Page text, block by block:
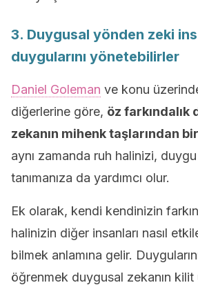
3. Duygusal yönden zeki
duygularını yönetebilirler
Daniel Goleman ve konu
diğerlerine göre, öz farkındalık
zekanın mihenk taşlarından
aynı zamanda ruh halinizi,
tanımanıza da yardımcı olur.
Ek olarak, kendi kendinizin
halinizin diğer insanları nasıl
bilmek anlamına gelir.
öğrenmek duygusal zekanın kilit